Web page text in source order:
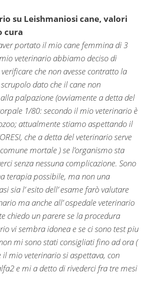
su Leishmaniosi cane, valori
cura
portato il mio cane femmina di 3
veterinario abbiamo deciso di
che non avesse contratto la
dato che il cane non
palpazione (ovviamente a detta del
1/80: secondo il mio veterinario è
attualmente stiamo aspettando il
che a detta del veterinario serve
mortale ) se l’organismo sta
senza nessuna complicazione. Sono
terapia possibile, ma non una
sia l’ esito dell’ esame farò valutare
ma anche all’ ospedale veterinario
chiedo un parere se la procedura
vi sembra idonea e se ci sono test piu
mi sono stati consigliati fino ad ora (
il mio veterinario si aspettava, con
e mi a detto di rivederci fra tre mesi